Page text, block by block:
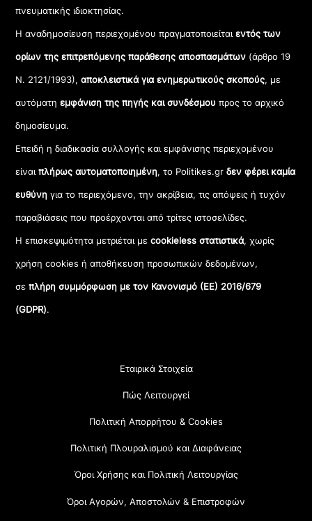
πνευματικής ιδιοκτησίας.
Η αναδημοσίευση περιεχομένου πραγματοποιείταιεντός των
ορίων της επιτρεπόμενης παράθεσης αποσπασμάτων (άρθρο 19
Ν. 2121/1993), αποκλειστικά για ενημερωτικούς σκοπούς, με
αυτόματηεμφάνιση της πηγής και συνδέσμου προς το αρχικό
δημοσίευμα.
Επειδή η διαδικασία συλλογής και εμφάνισης περιεχομένου
είναιπλήρως αυτοματοποιημένη, το Politikes.grδεν φέρει καμία
ευθύνη για το περιεχόμενο, την ακρίβεια, τις απόψεις ή τυχόν
παραβιάσεις που προέρχονται από τρίτες ιστοσελίδες.
Η επισκεψιμότητα μετριέται μεcookieless στατιστικά, χωρίς
χρήση cookies ή αποθήκευση προσωπικών δεδομένων,
σεπλήρη συμμόρφωση με τον Κανονισμό (ΕΕ) 2016/679
(GDPR).
Εταιρικά Στοιχεία
Πώς Λειτουργεί
Πολιτική Απορρήτου & Cookies
Πολιτική Πλουραλισμού και Διαφάνειας
Όροι Χρήσης και Πολιτική Λειτουργίας
Όροι Αγορών, Αποστολών & Επιστροφών